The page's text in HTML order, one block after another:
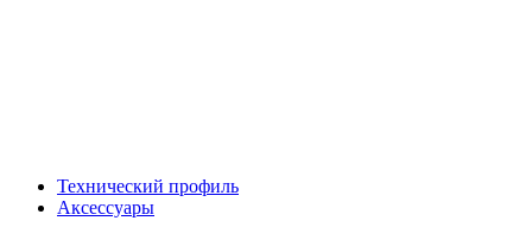
Технический профиль
Аксессуары